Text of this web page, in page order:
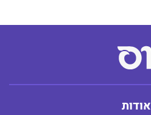
אודות